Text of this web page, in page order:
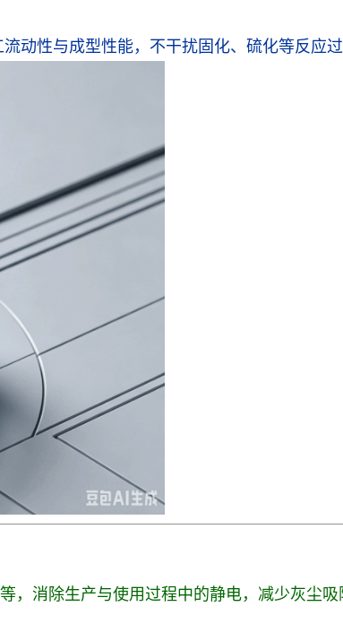
动性与成型性能，不干扰固化、硫化等反应过
，消除生产与使用过程中的静电，减少灰尘吸